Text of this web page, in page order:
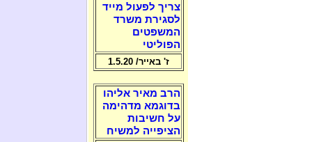
צריך לפעול מייד
לסגירת משרד
המשפטים
הפוליטי
ז' באייר/ 1.5.20
הרב מאיר אליהו
בדוגמא מדהימה
על חשיבות
הציפייה למשיח